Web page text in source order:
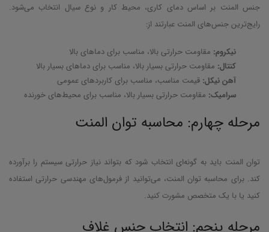
جنس المنت بر اساس دمای کاری، محیط کار و نوع سیال انتخاب می‌شود.
رایج‌ترین جنس‌های المنت عبارتند از:
نیکروم: مقاومت حرارتی بالا، مناسب برای دماهای بالا
کنتال: مقاومت حرارتی بسیار بالا، مناسب برای دماهای بسیار بالا
آهن نیکل: قیمت مناسب، مناسب برای کاربردهای عمومی
سرامیک: مقاومت حرارتی بسیار بالا، مناسب برای محیط‌های خورنده
مرحله چهارم: محاسبه توان المنت
توان المنت باید به گونه‌ای انتخاب شود که بتواند نیاز حرارتی سیستم را برآورده
کند. برای محاسبه توان المنت، می‌توانید از فرمول‌های مهندسی حرارتی استفاده
کنید یا با یک متخصص مشورت کنید.
مرحله پنجم: انتخاب جنس غلاف